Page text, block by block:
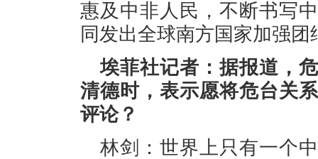
惠及中非人民，不断书写
同发出全球南方国家加强
埃菲社记者：据报道，
清德时，表示愿将危台关
评论？
林剑：世界上只有一个